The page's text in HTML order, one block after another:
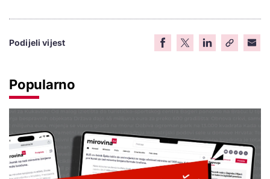
Podijeli vijest
Popularno